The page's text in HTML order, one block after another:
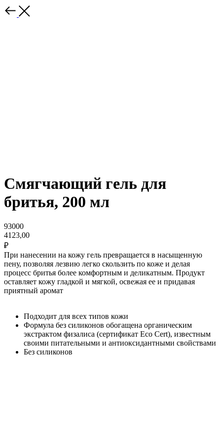
Смягчающий гель для
бритья, 200 мл
93000
4123,00
₽
При нанесении на кожу гель превращается в насыщенную
пену, позволяя лезвию легко скользить по коже и делая
процесс бритья более комфортным и деликатным. Продукт
оставляет кожу гладкой и мягкой, освежая ее и придавая
приятный аромат
Подходит для всех типов кожи
Формула без силиконов обогащена органическим
экстрактом физалиса (сертификат Eco Cert), известным
своими питательными и антиоксидантными свойствами
Без силиконов